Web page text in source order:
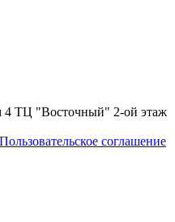
4 ТЦ "Восточный" 2-ой этаж
Пользовательское соглашение